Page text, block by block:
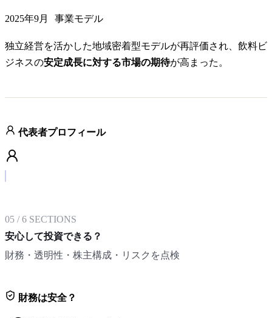
2025年9月 事業モデル
独立経営を活かした地域密着型モデルが再評価され、飲料ビ
ジネスの安定成長に対する市場の期待が高まった。
代表者プロフィール
05 /6 SECTIONS
安心して投資できる？
財務・透明性・株主構成・リスクを点検
財務は安全？